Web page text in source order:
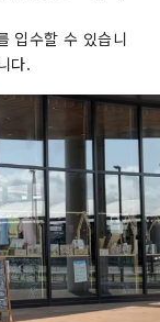
입수할 수 있습니
다.